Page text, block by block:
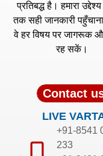
प्रतिबद्ध है। हमारा
तक सही जानकारी
वे हर विषय पर जागरूक
रह सकें।
Contact
LIVE
+91-8541
233